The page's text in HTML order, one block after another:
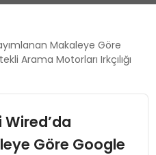
Makaleye Göre
Arama Motorları Irkçılığı
Wired’da
Göre Google